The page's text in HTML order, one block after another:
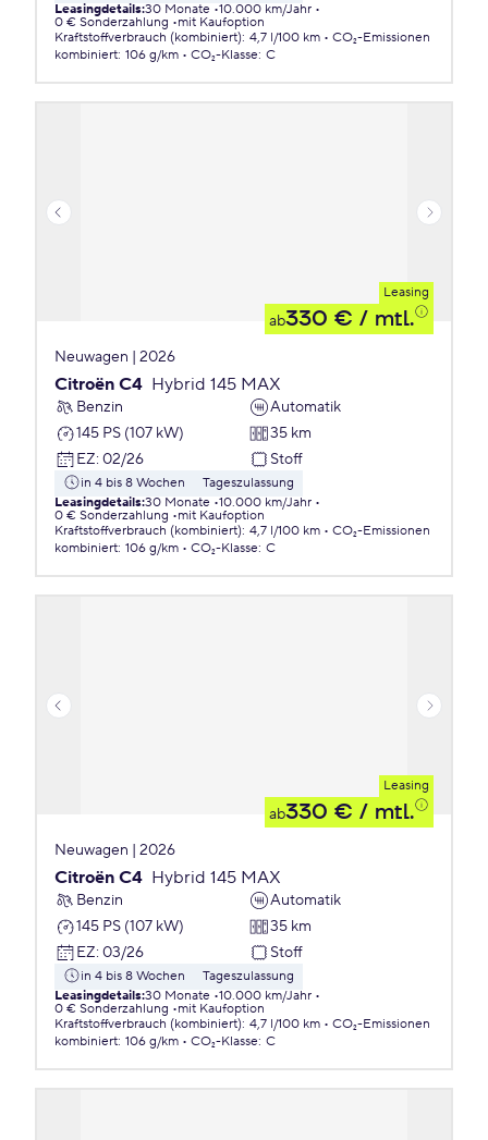
Leasingdetails:30 Monate 10.000 km/Jahr
0 € Sonderzahlung
mit Kaufoption
Kraftstoffverbrauch (kombiniert): 4,7 l/100 km
CO₂-Emissionen
kombiniert: 106 g/km CO₂-Klasse: C
Leasing
ab330 € / mtl.
Neuwagen | 2026
Citroën C4 Hybrid 145 MAX
Benzin
Automatik
145 PS (107 kW)
35 km
EZ: 02/26 Stoff
in 4 bis 8 Wochen
Tageszulassung
Leasingdetails:30 Monate 10.000 km/Jahr
0 € Sonderzahlung
mit Kaufoption
Kraftstoffverbrauch (kombiniert): 4,7 l/100 km
CO₂-Emissionen
kombiniert: 106 g/km CO₂-Klasse: C
Leasing
ab330 € / mtl.
Neuwagen | 2026
Citroën C4 Hybrid 145 MAX
Benzin
Automatik
145 PS (107 kW)
35 km
EZ: 03/26 Stoff
in 4 bis 8 Wochen
Tageszulassung
Leasingdetails:30 Monate 10.000 km/Jahr
0 € Sonderzahlung
mit Kaufoption
Kraftstoffverbrauch (kombiniert): 4,7 l/100 km
CO₂-Emissionen
kombiniert: 106 g/km CO₂-Klasse: C